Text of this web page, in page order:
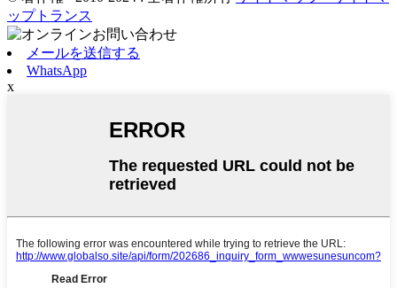
ップトランス
メールを送信する
WhatsApp
x